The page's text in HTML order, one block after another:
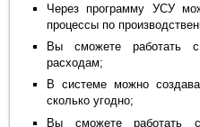
Через программу УСУ
процессы по
Вы сможете работать
расходам;
В системе можно
сколько угодно;
Вы сможете работать